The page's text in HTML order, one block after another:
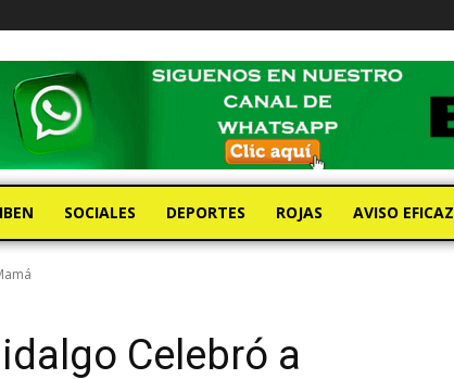
SOCIALES DEPORTES ROJAS AVISO EFICAZ
Celebró a